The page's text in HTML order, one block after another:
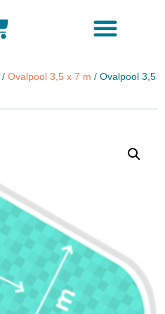
/ Ovalpool 3,5 x 7 m / Ovalpool 3,5